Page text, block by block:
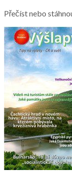
Přečíst nebo